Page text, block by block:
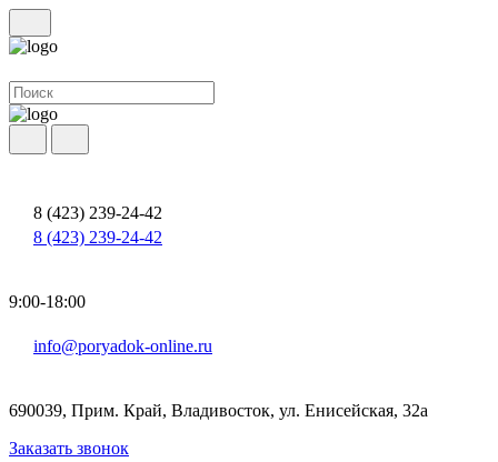
8 (423) 239-24-42
8 (423) 239-24-42
9:00-18:00
info@poryadok-online.ru
690039, Прим. Край, Владивосток, ул. Енисейская, 32а
Заказать звонок